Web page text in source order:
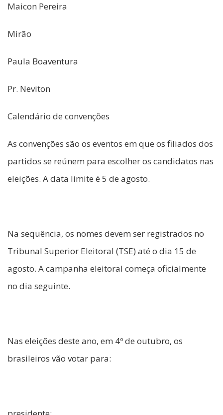
Maicon Pereira
Mirão
Paula Boaventura
Pr. Neviton
Calendário de convenções
As convenções são os eventos em que os filiados dos
partidos se reúnem para escolher os candidatos nas
eleições. A data limite é 5 de agosto.
Na sequência, os nomes devem ser registrados no
Tribunal Superior Eleitoral (TSE) até o dia 15 de
agosto. A campanha eleitoral começa oficialmente
no dia seguinte.
Nas eleições deste ano, em 4º de outubro, os
brasileiros vão votar para: